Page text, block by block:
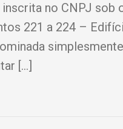
inscrita no CNPJ sob
221 a 224 –
[…]